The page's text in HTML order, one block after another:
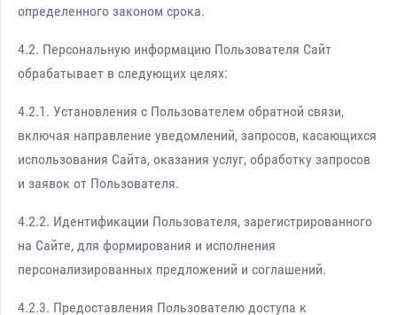
определенного законом срока.
4.2. Персональную информацию Пользователя Сайт
обрабатывает в следующих целях:
4.2.1. Установления с Пользователем обратной связи,
включая направление уведомлений, запросов, касающихся
использования Сайта, оказания услуг, обработку запросов
и заявок от Пользователя.
4.2.2. Идентификации Пользователя, зарегистрированного
на Сайте, для формирования и исполнения
персонализированных предложений и соглашений.
4.2.3. Предоставления Пользователю доступа к